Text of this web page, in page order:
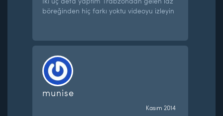
böreğinden hiç farkı yoktu videoyu izleyin
munise
Kasım 2014